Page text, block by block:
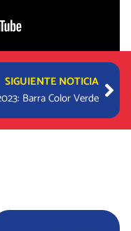
SIGUIENTE NOTICIA
Barra Color Verde